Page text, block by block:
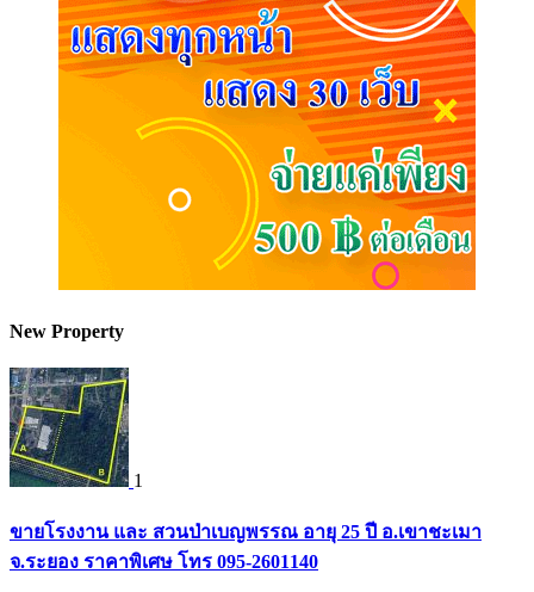
New Property
1
ขายโรงงาน และ สวนป่าเบญพรรณ อายุ 25 ปี อ.เขาชะเมา
จ.ระยอง ราคาพิเศษ โทร 095-2601140